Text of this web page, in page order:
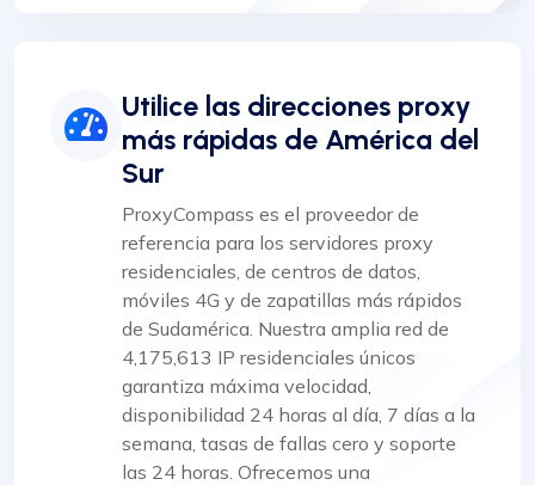
Utilice las direcciones proxy
más rápidas de América del
Sur
ProxyCompass es el proveedor de
referencia para los servidores proxy
residenciales, de centros de datos,
móviles 4G y de zapatillas más rápidos
de Sudamérica. Nuestra amplia red de
4,175,613 IP residenciales únicos
garantiza máxima velocidad,
disponibilidad 24 horas al día, 7 días a la
semana, tasas de fallas cero y soporte
las 24 horas. Ofrecemos una